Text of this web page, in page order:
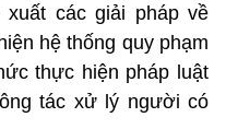
các giải pháp về
hệ thống quy phạm
thực hiện pháp luật
tác xử lý người có